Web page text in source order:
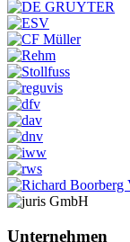
Unternehmen